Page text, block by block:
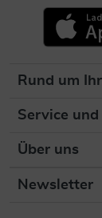
Rund um
Service
Über uns
Newsletter